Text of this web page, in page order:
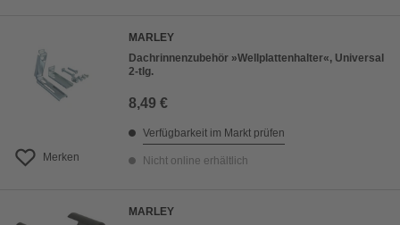
Merken
MARLEY
Dachrinnenzubehör »Wellplattenhalter«, Universal
2-tlg.
8,49 €
Verfügbarkeit im Markt prüfen
Nicht online erhältlich
MARLEY